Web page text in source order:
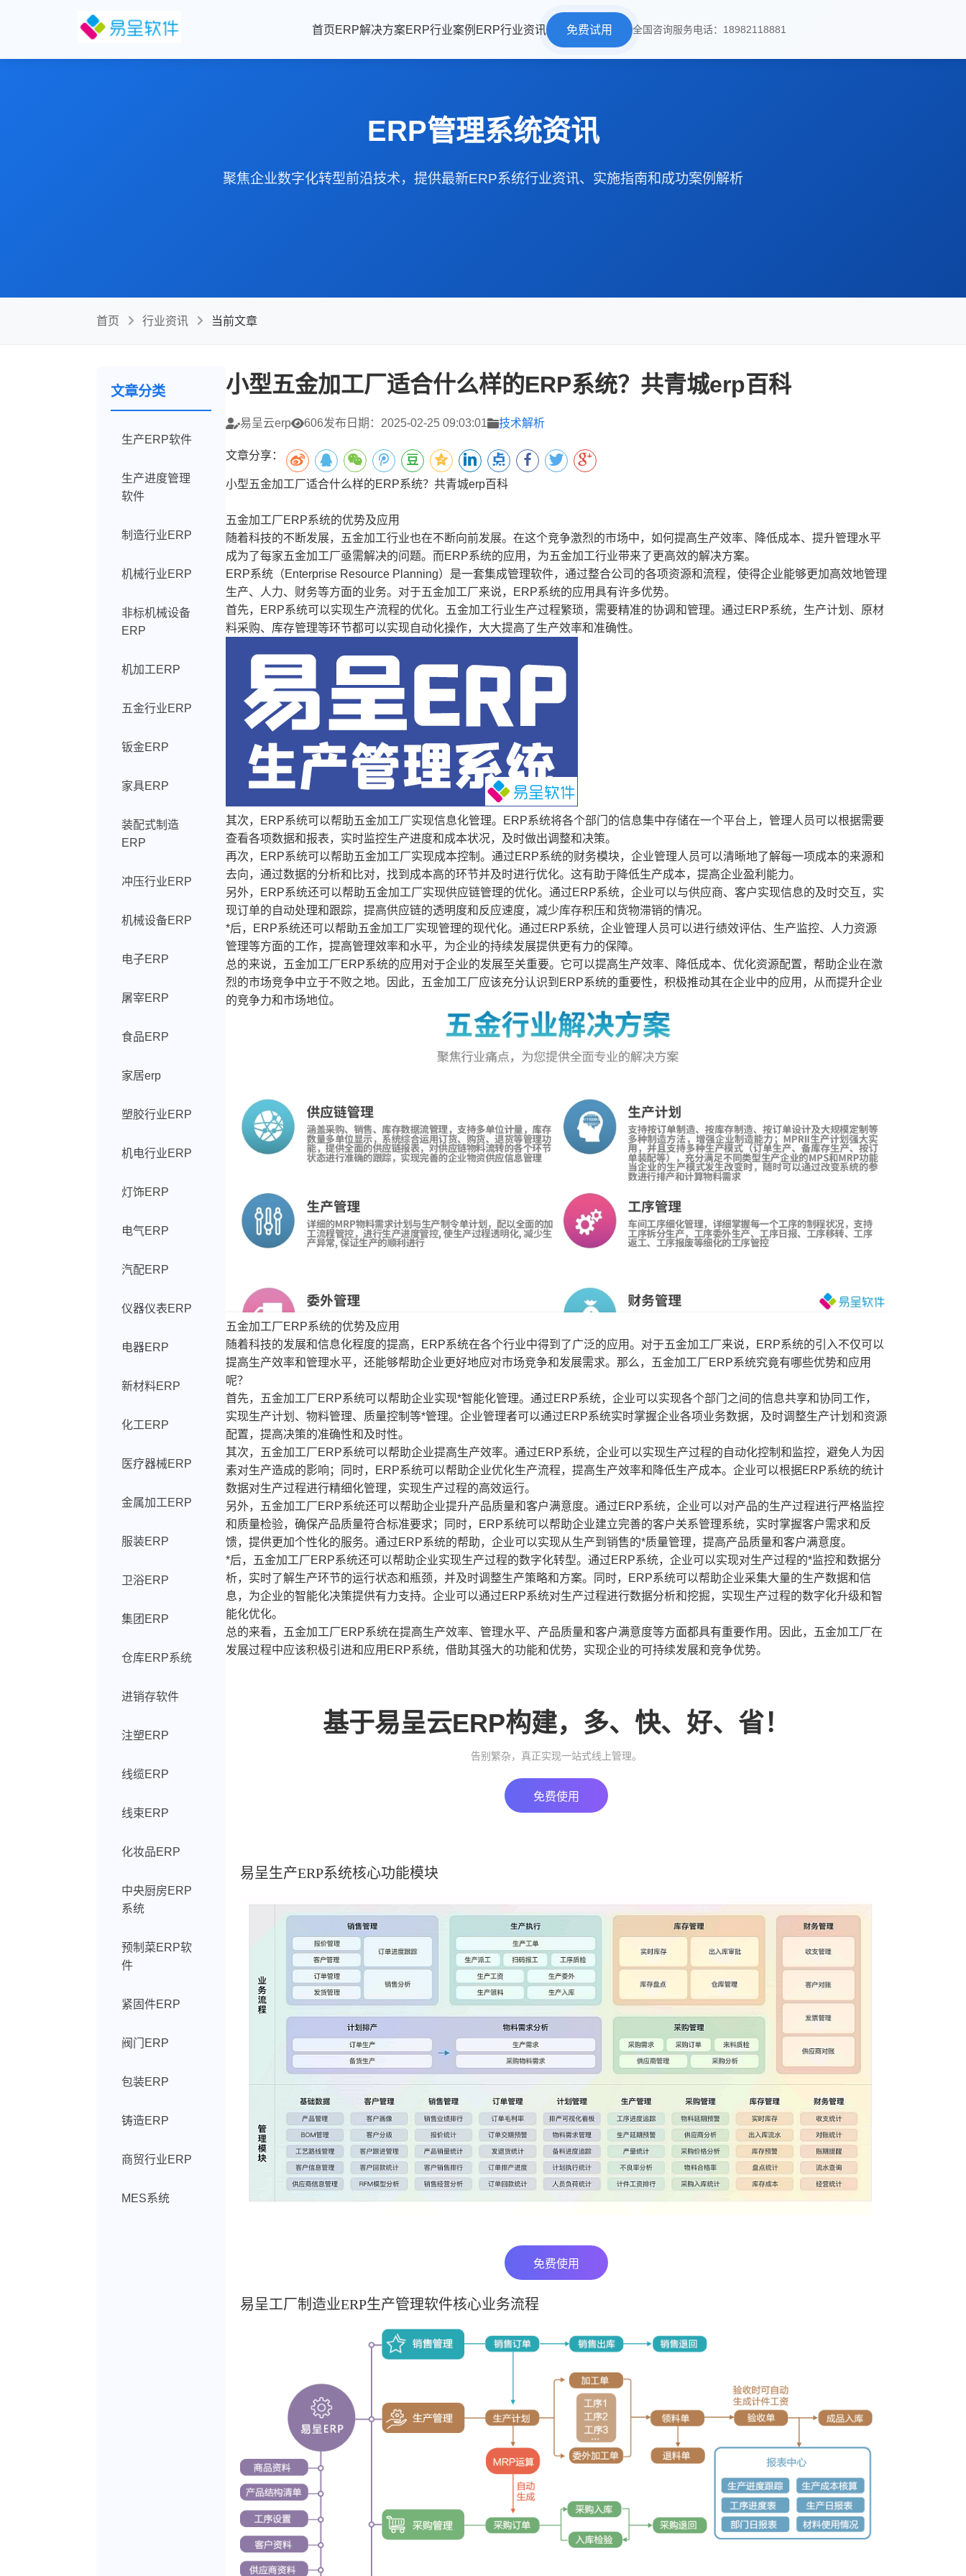
首页ERP解决方案ERP行业案例 ERP行业资讯 免费试用 全国咨询服务电话：18982118881
ERP管理系统资讯
聚焦企业数字化转型前沿技术，提供最新ERP系统行业资讯、实施指南和成功案例解析
首页 行业资讯 当前文章
文章分类
生产ERP软件
生产进度管理
软件
制造行业ERP
机械行业ERP
非标机械设备
ERP
机加工ERP
五金行业ERP
钣金ERP
家具ERP
装配式制造
ERP
冲压行业ERP
机械设备ERP
电子ERP
屠宰ERP
食品ERP
家居erp
塑胶行业ERP
机电行业ERP
灯饰ERP
电气ERP
汽配ERP
仪器仪表ERP
电器ERP
新材料ERP
化工ERP
医疗器械ERP
金属加工ERP
服装ERP
卫浴ERP
集团ERP
仓库ERP系统
进销存软件
注塑ERP
线缆ERP
线束ERP
化妆品ERP
中央厨房ERP
系统
预制菜ERP软
件
紧固件ERP
阀门ERP
包装ERP
铸造ERP
商贸行业ERP
MES系统
小型五金加工厂适合什么样的ERP系统？共青城erp百科
易呈云erp 606发布日期：2025-02-25 09:03:01 技术解析
文章分享：
小型五金加工厂适合什么样的ERP系统？共青城erp百科
五金加工厂ERP系统的优势及应用
随着科技的不断发展，五金加工行业也在不断向前发展。在这个竞争激烈的市场中，如何提高生产效率、降低成本、提升管理水平
成为了每家五金加工厂亟需解决的问题。而ERP系统的应用，为五金加工行业带来了更高效的解决方案。
ERP系统（Enterprise Resource Planning）是一套集成管理软件，通过整合公司的各项资源和流程，使得企业能够更加高效地管理
生产、人力、财务等方面的业务。对于五金加工厂来说，ERP系统的应用具有许多优势。
首先，ERP系统可以实现生产流程的优化。五金加工行业生产过程繁琐，需要精准的协调和管理。通过ERP系统，生产计划、原材
料采购、库存管理等环节都可以实现自动化操作，大大提高了生产效率和准确性。
其次，ERP系统可以帮助五金加工厂实现信息化管理。ERP系统将各个部门的信息集中存储在一个平台上，管理人员可以根据需要
查看各项数据和报表，实时监控生产进度和成本状况，及时做出调整和决策。
再次，ERP系统可以帮助五金加工厂实现成本控制。通过ERP系统的财务模块，企业管理人员可以清晰地了解每一项成本的来源和
去向，通过数据的分析和比对，找到成本高的环节并及时进行优化。这有助于降低生产成本，提高企业盈利能力。
另外，ERP系统还可以帮助五金加工厂实现供应链管理的优化。通过ERP系统，企业可以与供应商、客户实现信息的及时交互，实
现订单的自动处理和跟踪，提高供应链的透明度和反应速度，减少库存积压和货物滞销的情况。
*后，ERP系统还可以帮助五金加工厂实现管理的现代化。通过ERP系统，企业管理人员可以进行绩效评估、生产监控、人力资源
管理等方面的工作，提高管理效率和水平，为企业的持续发展提供更有力的保障。
总的来说，五金加工厂ERP系统的应用对于企业的发展至关重要。它可以提高生产效率、降低成本、优化资源配置，帮助企业在激
烈的市场竞争中立于不败之地。因此，五金加工厂应该充分认识到ERP系统的重要性，积极推动其在企业中的应用，从而提升企业
的竞争力和市场地位。
五金加工厂ERP系统的优势及应用
随着科技的发展和信息化程度的提高，ERP系统在各个行业中得到了广泛的应用。对于五金加工厂来说，ERP系统的引入不仅可以
提高生产效率和管理水平，还能够帮助企业更好地应对市场竞争和发展需求。那么，五金加工厂ERP系统究竟有哪些优势和应用
呢？
首先，五金加工厂ERP系统可以帮助企业实现*智能化管理。通过ERP系统，企业可以实现各个部门之间的信息共享和协同工作，
实现生产计划、物料管理、质量控制等*管理。企业管理者可以通过ERP系统实时掌握企业各项业务数据，及时调整生产计划和资源
配置，提高决策的准确性和及时性。
其次，五金加工厂ERP系统可以帮助企业提高生产效率。通过ERP系统，企业可以实现生产过程的自动化控制和监控，避免人为因
素对生产造成的影响；同时，ERP系统可以帮助企业优化生产流程，提高生产效率和降低生产成本。企业可以根据ERP系统的统计
数据对生产过程进行精细化管理，实现生产过程的高效运行。
另外，五金加工厂ERP系统还可以帮助企业提升产品质量和客户满意度。通过ERP系统，企业可以对产品的生产过程进行严格监控
和质量检验，确保产品质量符合标准要求；同时，ERP系统可以帮助企业建立完善的客户关系管理系统，实时掌握客户需求和反
馈，提供更加个性化的服务。通过ERP系统的帮助，企业可以实现从生产到销售的*质量管理，提高产品质量和客户满意度。
*后，五金加工厂ERP系统还可以帮助企业实现生产过程的数字化转型。通过ERP系统，企业可以实现对生产过程的*监控和数据分
析，实时了解生产环节的运行状态和瓶颈，并及时调整生产策略和方案。同时，ERP系统可以帮助企业采集大量的生产数据和信
息，为企业的智能化决策提供有力支持。企业可以通过ERP系统对生产过程进行数据分析和挖掘，实现生产过程的数字化升级和智
能化优化。
总的来看，五金加工厂ERP系统在提高生产效率、管理水平、产品质量和客户满意度等方面都具有重要作用。因此，五金加工厂在
发展过程中应该积极引进和应用ERP系统，借助其强大的功能和优势，实现企业的可持续发展和竞争优势。
基于易呈云ERP构建，多、快、好、省！
告别繁杂，真正实现一站式线上管理。
免费使用
易呈生产ERP系统核心功能模块
免费使用
易呈工厂制造业ERP生产管理软件核心业务流程